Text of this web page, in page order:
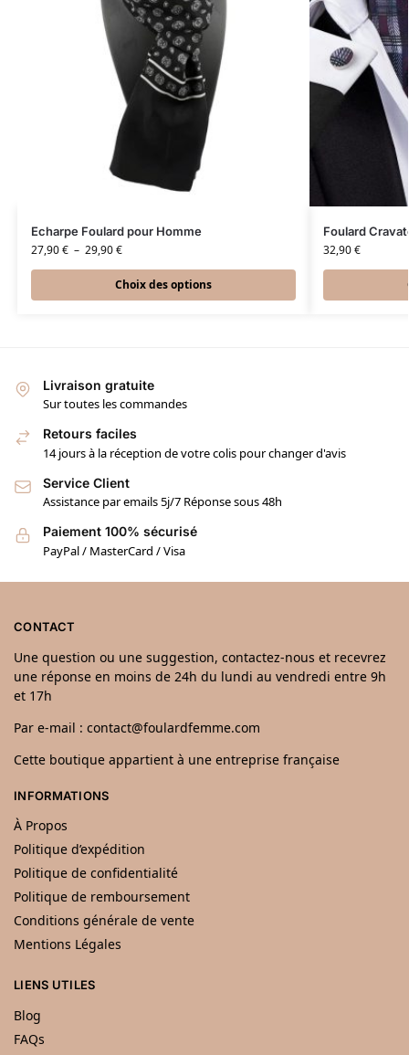
Echarpe Foulard pour Homme
27,90€ – 29,90€
Choix des options
Foulard
32,90€
Livraison gratuite
Sur toutes les commandes
Retours faciles
14 jours à la réception de votre colis pour changer d'avis
Service Client
Assistance par emails 5j/7 Réponse sous 48h
Paiement 100% sécurisé
PayPal / MasterCard / Visa
CONTACT
Une question ou une suggestion, contactez-nous et recevrez
une réponse en moins de 24h du lundi au vendredi entre 9h
et 17h
Par e-mail : contact@foulardfemme.com
Cette boutique appartient à une entreprise française
INFORMATIONS
À Propos
Politique d’expédition
Politique de confidentialité
Politique de remboursement
Conditions générale de vente
Mentions Légales
LIENS UTILES
Blog
FAQs